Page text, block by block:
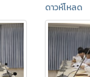
ดาวห์โหลด